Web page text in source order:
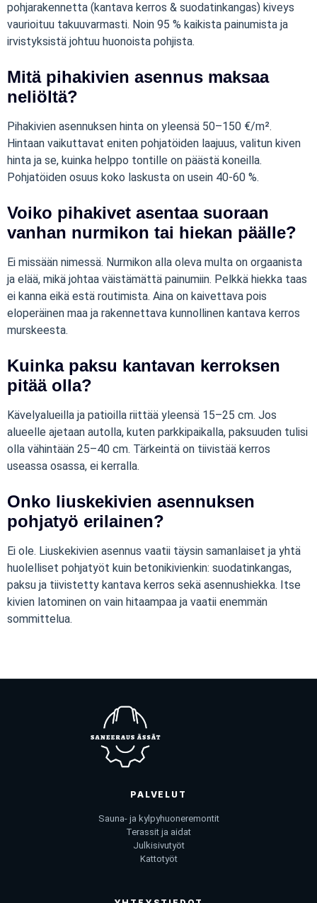
pohjarakennetta (kantava kerros & suodatinkangas) kiveys
vaurioituu takuuvarmasti. Noin 95 % kaikista painumista ja
irvistyksistä johtuu huonoista pohjista.
Mitä pihakivien asennus maksaa
neliöltä?
Pihakivien asennuksen hinta on yleensä 50–150 €/m².
Hintaan vaikuttavat eniten pohjatöiden laajuus, valitun kiven
hinta ja se, kuinka helppo tontille on päästä koneilla.
Pohjatöiden osuus koko laskusta on usein 40-60 %.
Voiko pihakivet asentaa suoraan
vanhan nurmikon tai hiekan päälle?
Ei missään nimessä. Nurmikon alla oleva multa on orgaanista
ja elää, mikä johtaa väistämättä painumiin. Pelkkä hiekka taas
ei kanna eikä estä routimista. Aina on kaivettava pois
eloperäinen maa ja rakennettava kunnollinen kantava kerros
murskeesta.
Kuinka paksu kantavan kerroksen
pitää olla?
Kävelyalueilla ja patioilla riittää yleensä 15–25 cm. Jos
alueelle ajetaan autolla, kuten parkkipaikalla, paksuuden tulisi
olla vähintään 25–40 cm. Tärkeintä on tiivistää kerros
useassa osassa, ei kerralla.
Onko liuskekivien asennuksen
pohjatyö erilainen?
Ei ole. Liuskekivien asennus vaatii täysin samanlaiset ja yhtä
huolelliset pohjatyöt kuin betonikivienkin: suodatinkangas,
paksu ja tiivistetty kantava kerros sekä asennushiekka. Itse
kivien latominen on vain hitaampaa ja vaatii enemmän
sommittelua.
PALVELUT
Sauna- ja kylpyhuoneremontit
Terassit ja aidat
Julkisivutyöt
Kattotyöt